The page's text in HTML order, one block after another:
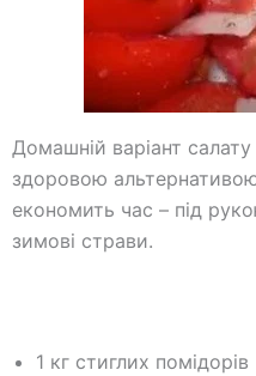
Домашній варіант
здоровою
економить час – під
зимові страви.
1 кг стиглих помідорів